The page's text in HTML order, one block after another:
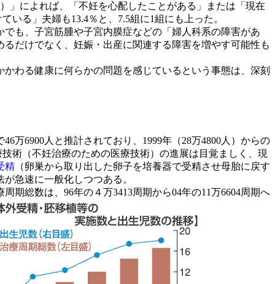
」によれば、「不妊を心配したことがある」または「現在
る」夫婦も13.4％と、7.5組に1組にも上った。
も、子宮筋腫や子宮内膜症などの「婦人科系の障害があ
だけでなく、妊娠・出産に関連する障害を増やす可能性も
わる健康に何らかの問題を感じているという事態は、深刻
万6900人と推計されており、1999年（28万4800人）からの
術（不妊治療のための医療技術）の進展は目覚ましく、現
精 （卵巣から取り出した卵子を培養器で受精させ母胎に戻す
急速に一般化しつつある。
周期総数は、96年の４万3413周期から04年の11万6604周期へ